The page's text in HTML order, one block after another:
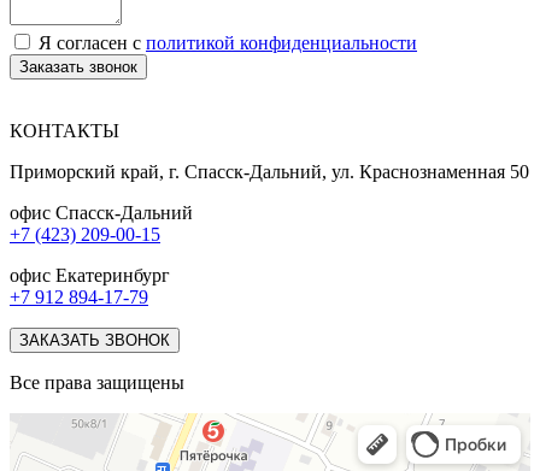
Я согласен с политикой конфиденциальности
Заказать звонок
КОНТАКТЫ
Приморский край, г. Спасск-Дальний, ул. Краснознаменная 50
офис Спасск-Дальний
+7 (423) 209-00-15
офис Екатеринбург
+7 912 894-17-79
ЗАКАЗАТЬ ЗВОНОК
Все права защищены